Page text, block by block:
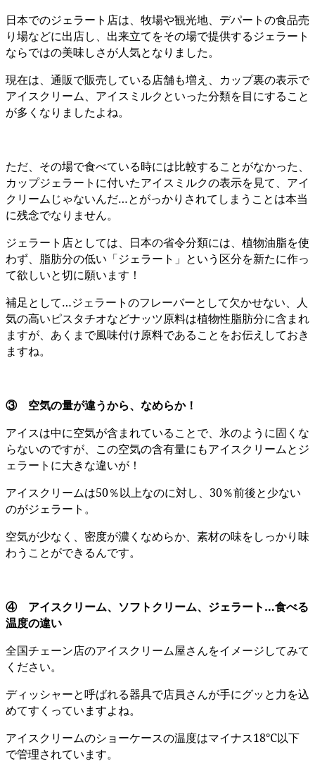
日本でのジェラート店は、牧場や観光地、デパートの食品売
り場などに出店し、出来立てをその場で提供するジェラート
ならではの美味しさが人気となりました。
現在は、通販で販売している店舗も増え、カップ裏の表示で
アイスクリーム、アイスミルクといった分類を目にすること
が多くなりましたよね。
ただ、その場で食べている時には比較することがなかった、
カップジェラートに付いたアイスミルクの表示を見て、アイ
クリームじゃないんだ…とがっかりされてしまうことは本当
に残念でなりません。
ジェラート店としては、日本の省令分類には、植物油脂を使
わず、脂肪分の低い「ジェラート」という区分を新たに作っ
て欲しいと切に願います！
補足として…ジェラートのフレーバーとして欠かせない、人
気の高いピスタチオなどナッツ原料は植物性脂肪分に含まれ
ますが、あくまで風味付け原料であることをお伝えしておき
ますね。
③ 空気の量が違うから、なめらか！
アイスは中に空気が含まれていることで、氷のように固くな
らないのですが、この空気の含有量にもアイスクリームとジ
ェラートに大きな違いが！
アイスクリームは50％以上なのに対し、30％前後と少ない
のがジェラート。
空気が少なく、密度が濃くなめらか、素材の味をしっかり味
わうことができるんです。
④ アイスクリーム、ソフトクリーム、ジェラート…食べる
温度の違い
全国チェーン店のアイスクリーム屋さんをイメージしてみて
ください。
ディッシャーと呼ばれる器具で店員さんが手にグッと力を込
めてすくっていますよね。
アイスクリームのショーケースの温度はマイナス18℃以下
で管理されています。